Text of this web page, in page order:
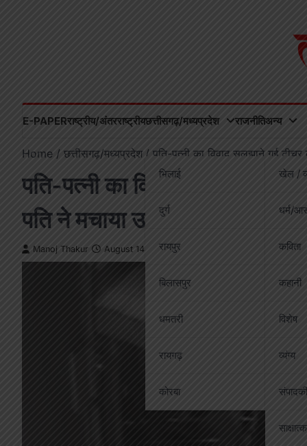
E-PAPERराष्ट्रीय/अंतरराष्ट्रीयछत्तीसगढ़/मध्यप्रदेश
भिलाई
दुर्ग
रायपुर
बिलासपुर
धमतरी
रायगढ़
कोरबा
राजनीतिअन्य
खेल /
धर्म/
कविता
कहानी
विशेष
व्यंग्य
Home छत्तीसगढ़/मध्यप्रदेश पति-पत्नी का विवाद सुलझाने गई
पति-पत्नी का विवाद सुलझाने गई
पति ने मचाया उत्पात
Manoj Thakur August 14, 2025